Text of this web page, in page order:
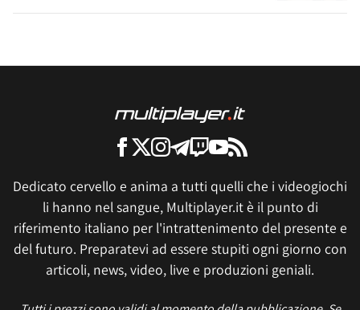
Dedicato cervello e anima a tutti quelli che i videogiochi
li hanno nel sangue, Multiplayer.it è il punto di
riferimento italiano per l'intrattenimento del presente e
del futuro. Preparatevi ad essere stupiti ogni giorno con
articoli, news, video, live e produzioni geniali.